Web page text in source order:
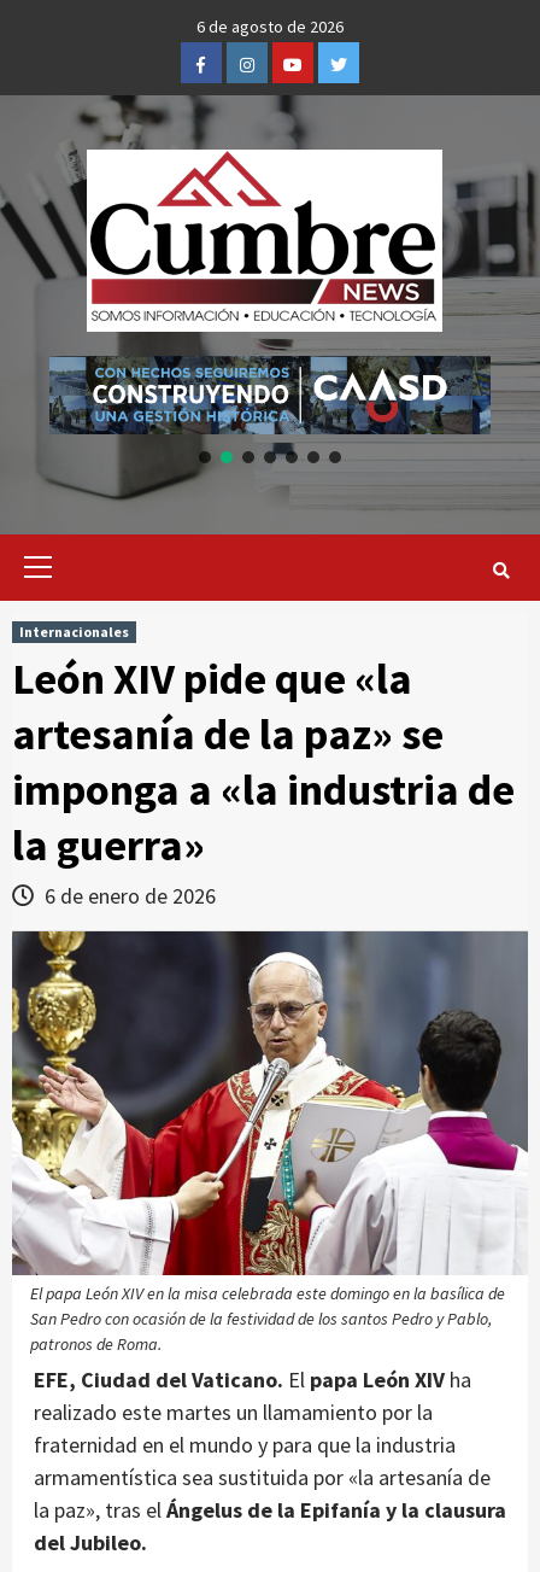
6 de agosto de 2026
FacebookInstagramYoutubeTwitter
Primary
Internacionales
León XIV pide que «la
artesanía de la paz» se
imponga a «la industria de
la guerra»
6 de enero de 2026
El papa León XIV en la misa celebrada este domingo en la basílica de
San Pedro con ocasión de la festividad de los santos Pedro y Pablo,
patronos de Roma.
EFE, Ciudad del Vaticano. El papa León XIV ha
realizado este martes un llamamiento por la
fraternidad en el mundo y para que la industria
armamentística sea sustituida por «la artesanía de
la paz», tras elÁngelus de la Epifanía y la clausura
del Jubileo.